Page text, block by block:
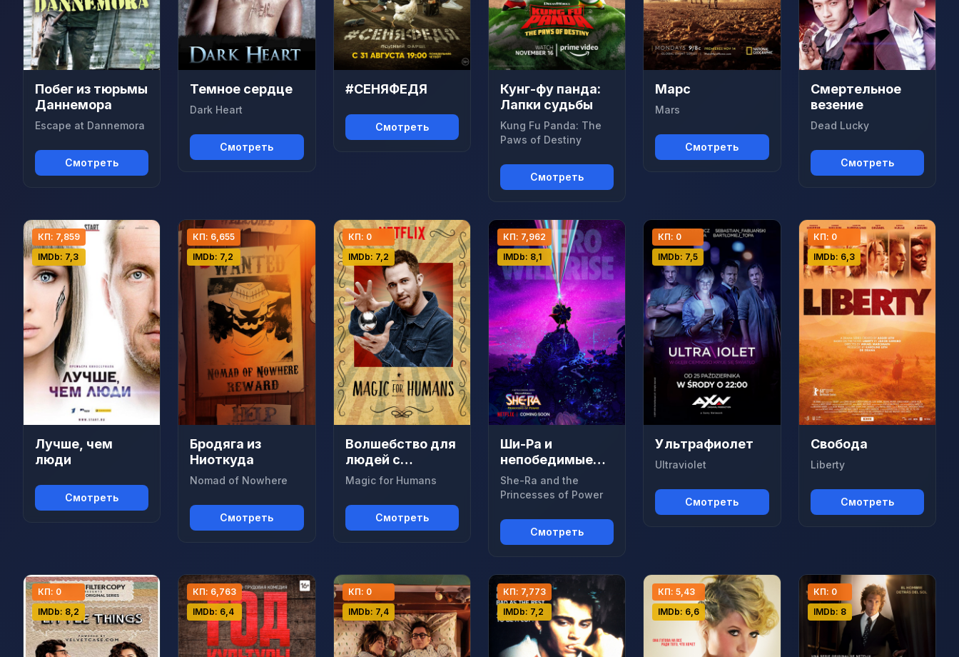
Побег из тюрьмы
Даннемора
Escape at Dannemora
Смотреть
Темное сердце
Dark Heart
Смотреть
#СЕНЯФЕДЯ
Смотреть
Кунг-фу панда:
Лапки судьбы
Kung Fu Panda: The
Paws of Destiny
Смотреть
Марс
Mars
Смотреть
Смертельное
везение
Dead Lucky
Смотреть
КП: 7,859
IMDb: 7,3
Лучше, чем
люди
Смотреть
КП: 6,655
IMDb: 7,2
Бродяга из
Ниоткуда
Nomad of Nowhere
Смотреть
КП: 0
IMDb: 7,2
Волшебство для
людей с
Джастином
Уиллманом
Magic for Humans
Смотреть
КП: 7,962
IMDb: 8,1
Ши-Ра и
непобедимые
принцессы
She-Ra and the
Princesses of Power
Смотреть
КП: 0
IMDb: 7,5
Ультрафиолет
Ultraviolet
Смотреть
КП: 0
IMDb: 6,3
Свобода
Liberty
Смотреть
КП: 0
IMDb: 8,2
КП: 6,763
IMDb: 6,4
КП: 0
IMDb: 7,4
КП: 7,773
IMDb: 7,2
КП: 5,43
IMDb: 6,6
КП: 0
IMDb: 8